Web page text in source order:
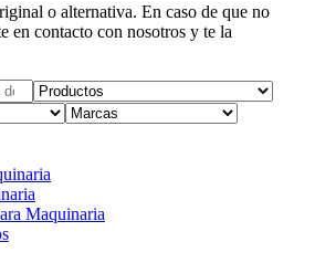
o alternativa. En caso de que no
en contacto con nosotros y te la
Maquinaria